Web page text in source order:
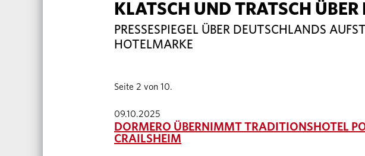
KLATSCH UND TRATSCH ÜBER
PRESSESPIEGEL ÜBER DEUTSCHLANDS
HOTELMARKE
Seite 2 von 10.
09.10.2025
DORMERO ÜBERNIMMT TRADITIONSHOTEL
CRAILSHEIM